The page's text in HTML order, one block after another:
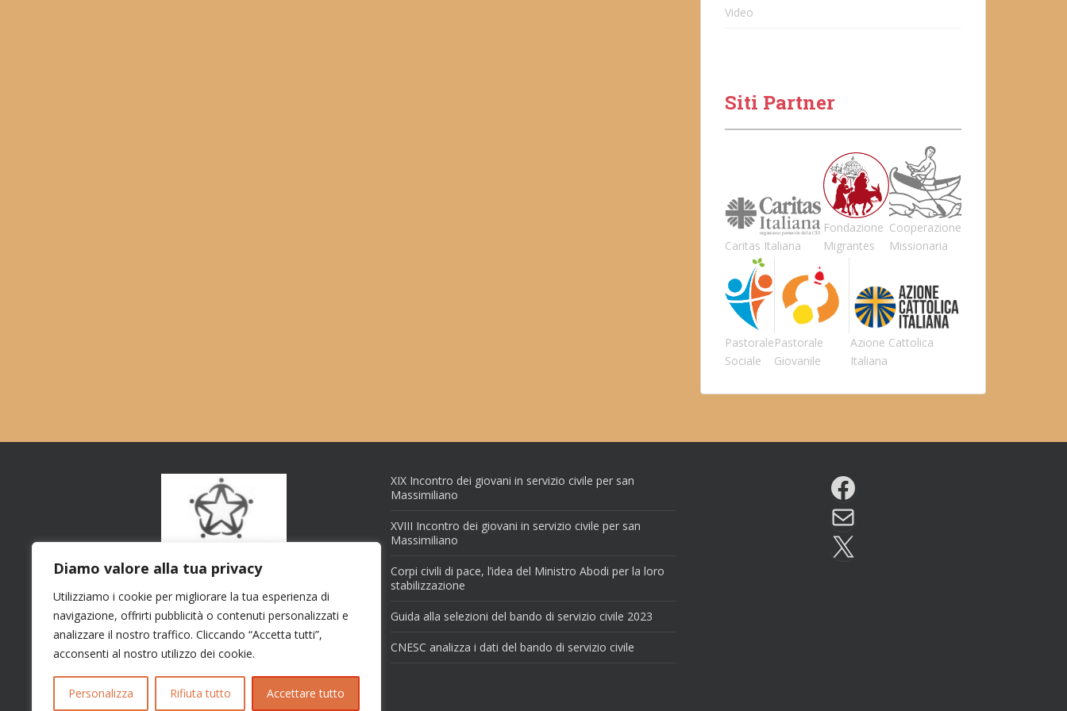
Diamo valore alla tua privacy
Utilizziamo i cookie per migliorare la tua esperienza di
navigazione, offrirti pubblicità o contenuti personalizzati e
analizzare il nostro traffico. Cliccando “Accetta tutti”,
acconsenti al nostro utilizzo dei cookie.
Personalizza Rifiuta tutto Accettare tutto
Video
Siti Partner
Caritas Italiana
Fondazione
Migrantes
Cooperazione
Missionaria
Pastorale
Sociale
Pastorale
Giovanile
Azione Cattolica
Italiana
XIX Incontro dei giovani in servizio civile per san
Massimiliano
XVIII Incontro dei giovani in servizio civile per san
Massimiliano
Corpi civili di pace, l’idea del Ministro Abodi per la loro
stabilizzazione
Guida alla selezioni del bando di servizio civile 2023
CNESC analizza i dati del bando di servizio civile
Facebook
Email
X